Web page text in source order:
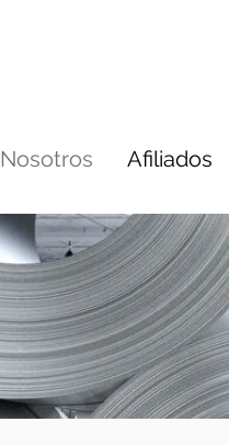
Nosotros Afiliados